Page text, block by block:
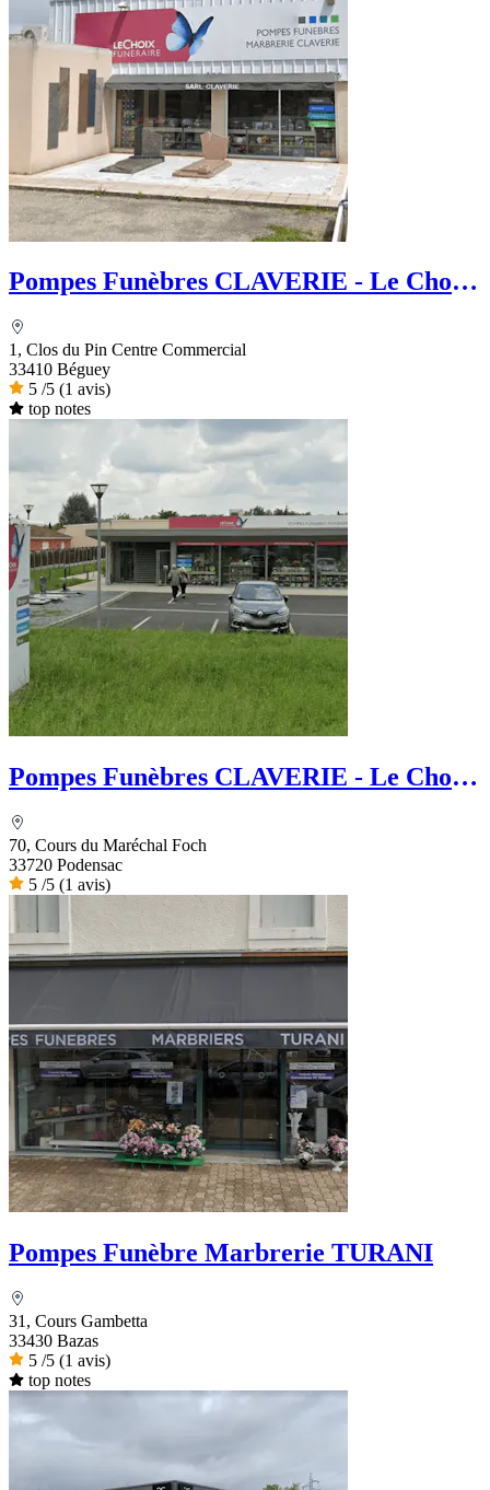
Pompes Funèbres CLAVERIE - Le Choix
1, Clos du Pin Centre Commercial
33410 Béguey
5 /5 (1 avis)
top notes
Pompes Funèbres CLAVERIE - Le Choix
70, Cours du Maréchal Foch
33720 Podensac
5 /5 (1 avis)
Pompes Funèbre Marbrerie TURANI
31, Cours Gambetta
33430 Bazas
5 /5 (1 avis)
top notes